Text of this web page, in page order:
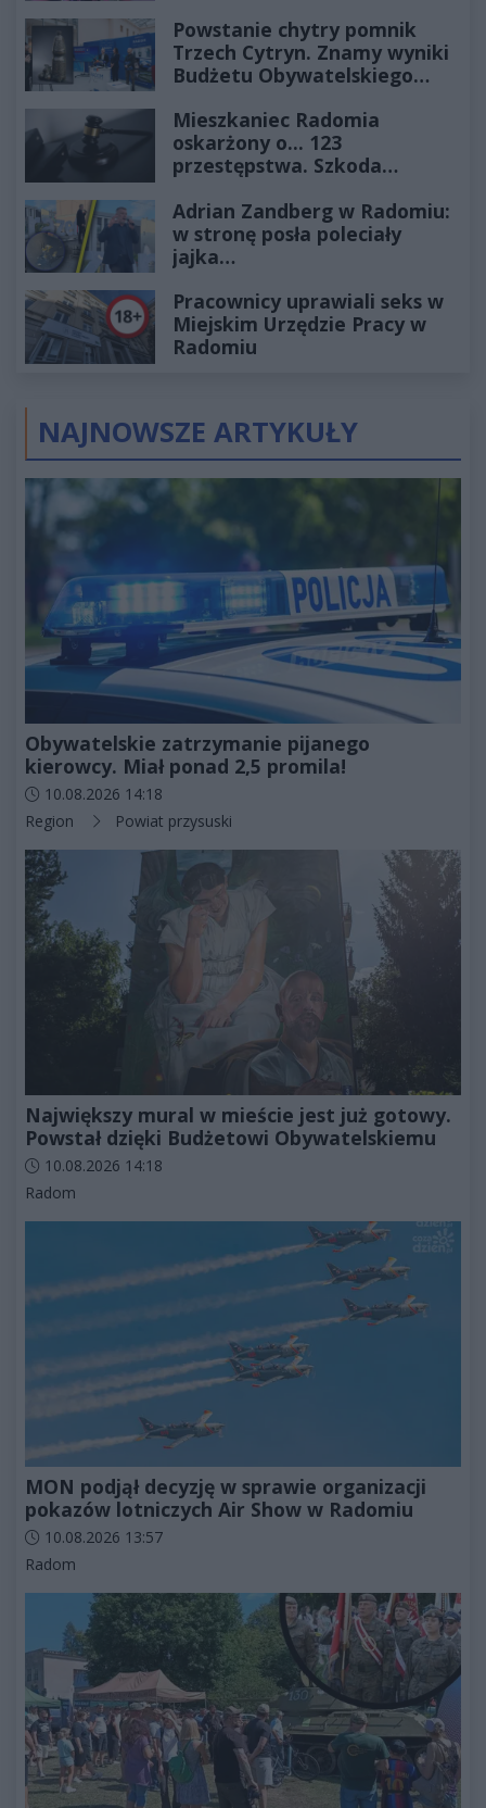
Powstanie chytry pomnik
Trzech Cytryn. Znamy wyniki
Budżetu Obywatelskiego
Mieszkaniec Radomia
oskarżony o... 123
przestępstwa. Szkoda
złotych
Adrian Zandberg w Radomiu:
w stronę posła poleciały
jajka…
Pracownicy uprawiali seks w
Miejskim Urzędzie Pracy w
Radomiu
NAJNOWSZE ARTYKUŁY
Obywatelskie zatrzymanie pijanego
kierowcy. Miał ponad 2,5 promila!
Data dodania artykułu:
10.08.2026 14:18
Kategorie artykułu:
Region Powiat przysuski
Największy mural w mieście jest już gotowy.
Powstał dzięki Budżetowi Obywatelskiemu
Data dodania artykułu:
10.08.2026 14:18
Kategorie artykułu:
Radom
MON podjął decyzję w sprawie organizacji
pokazów lotniczych Air Show w Radomiu
Data dodania artykułu:
10.08.2026 13:57
Kategorie artykułu:
Radom